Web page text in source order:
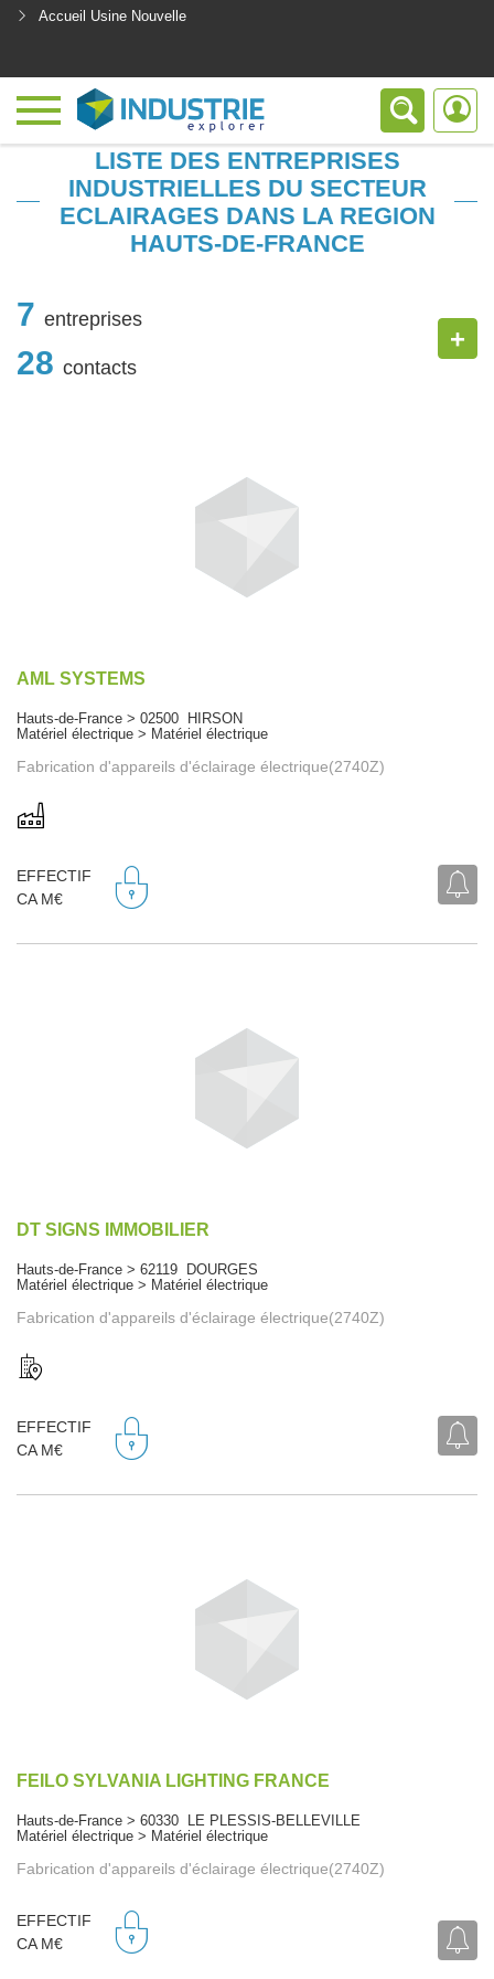
Accueil Usine Nouvelle
LISTE DES ENTREPRISES
INDUSTRIELLES DU SECTEUR
ECLAIRAGES DANS LA REGION
HAUTS-DE-FRANCE
7 entreprises
28 contacts
+
AML SYSTEMS
Hauts-de-France > 02500 HIRSON
Matériel électrique > Matériel électrique
Fabrication d'appareils d'éclairage électrique(2740Z)
EFFECTIF
CA M€
DT SIGNS IMMOBILIER
Hauts-de-France > 62119 DOURGES
Matériel électrique > Matériel électrique
Fabrication d'appareils d'éclairage électrique(2740Z)
EFFECTIF
CA M€
FEILO SYLVANIA LIGHTING FRANCE
Hauts-de-France > 60330 LE PLESSIS-BELLEVILLE
Matériel électrique > Matériel électrique
Fabrication d'appareils d'éclairage électrique(2740Z)
EFFECTIF
CA M€